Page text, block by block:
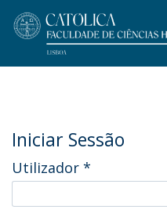
Iniciar Sessão
Utilizador *